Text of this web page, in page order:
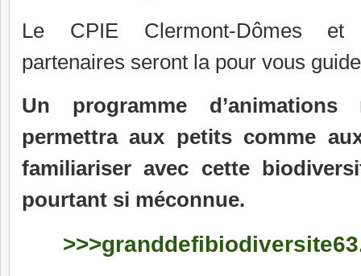
Le CPIE Clermont-Dômes et
partenaires seront la pour vous
Un programme
permettra aux petits comme
familiariser avec cette
pourtant si méconnue.